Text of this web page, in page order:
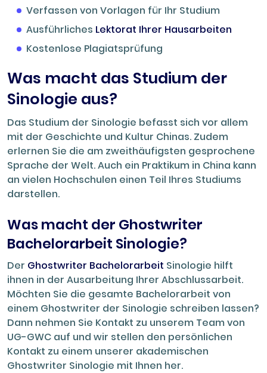
Verfassen von Vorlagen für Ihr Studium
Ausführliches Lektorat Ihrer Hausarbeiten
Kostenlose Plagiatsprüfung
Was macht das Studium der
Sinologie aus?
Das Studium der Sinologie befasst sich vor allem
mit der Geschichte und Kultur Chinas. Zudem
erlernen Sie die am zweithäufigsten gesprochene
Sprache der Welt. Auch ein Praktikum in China kann
an vielen Hochschulen einen Teil Ihres Studiums
darstellen.
Was macht der Ghostwriter
Bachelorarbeit Sinologie?
Der Ghostwriter Bachelorarbeit Sinologie hilft
ihnen in der Ausarbeitung Ihrer Abschlussarbeit.
Möchten Sie die gesamte Bachelorarbeit von
einem Ghostwriter der Sinologie schreiben lassen?
Dann nehmen Sie Kontakt zu unserem Team von
UG-GWC auf und wir stellen den persönlichen
Kontakt zu einem unserer akademischen
Ghostwriter Sinologie mit Ihnen her.